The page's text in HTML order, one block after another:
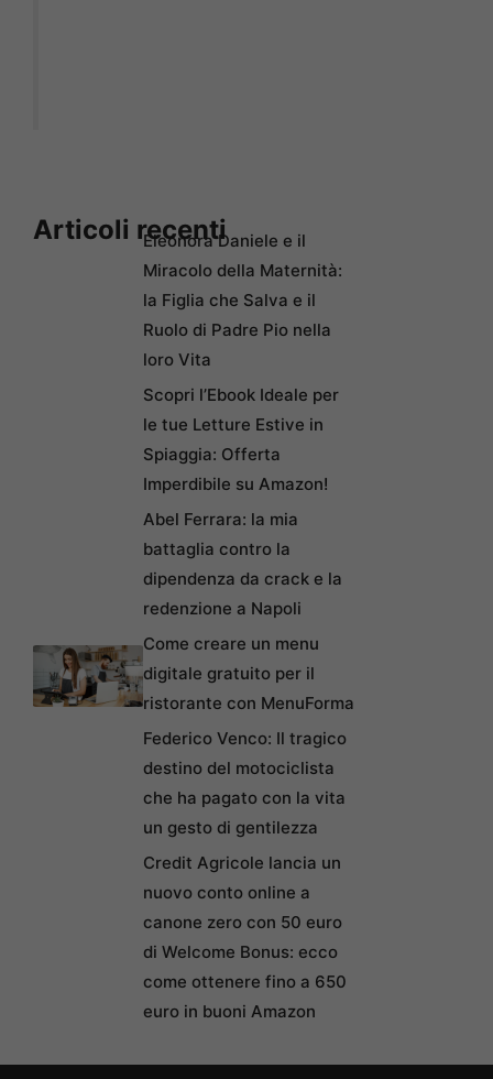
Articoli recentiEleonora Daniele e il
Miracolo della Maternità:
la Figlia che Salva e il
Ruolo di Padre Pio nella
loro Vita
Scopri l’Ebook Ideale per
le tue Letture Estive in
Spiaggia: Offerta
Imperdibile su Amazon!
Abel Ferrara: la mia
battaglia contro la
dipendenza da crack e la
redenzione a Napoli
Come creare un menu
digitale gratuito per il
ristorante con MenuForma
Federico Venco: Il tragico
destino del motociclista
che ha pagato con la vita
un gesto di gentilezza
Credit Agricole lancia un
nuovo conto online a
canone zero con 50 euro
di Welcome Bonus: ecco
come ottenere fino a 650
euro in buoni Amazon